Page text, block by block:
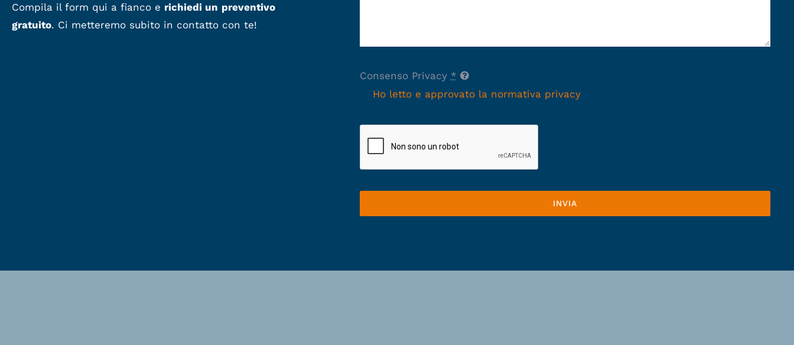
Compila il form qui a fianco e richiedi un preventivo
gratuito. Ci metteremo subito in contatto con te!
Consenso Privacy *
Ho letto e approvato la normativa privacy
INVIA